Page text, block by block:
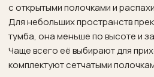
с открытыми полочками и
Для небольших пространств
тумба, она меньше по высоте и
Чаще всего её выбирают для
комплектуют сетчатыми